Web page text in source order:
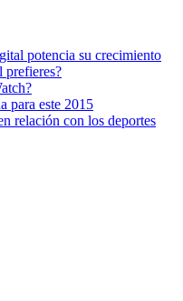
potencia su crecimiento
prefieres?
para este 2015
relación con los deportes